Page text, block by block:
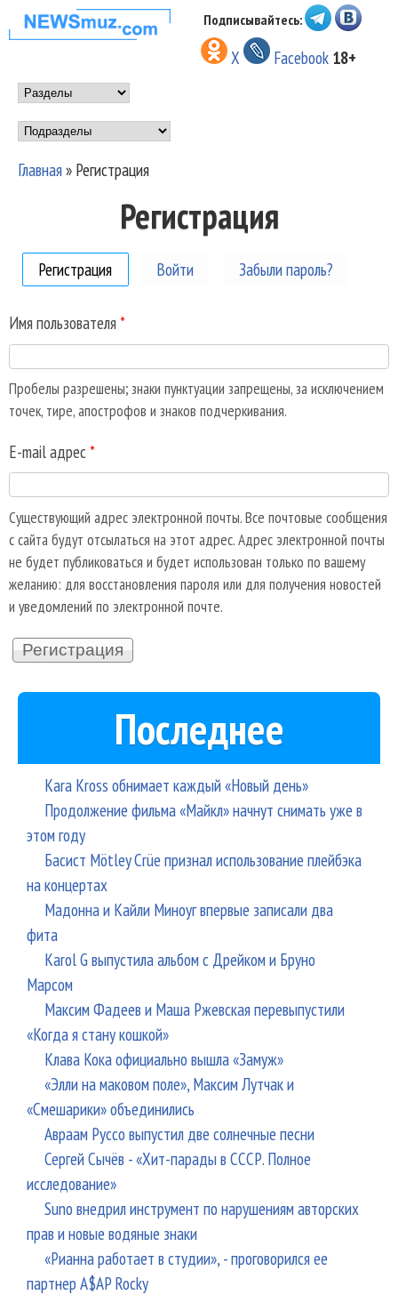
Перейти к основному
содержанию
НОВОСТИ
МУЗЫКИ И
ШОУ БИЗНЕСА
NEWSMUZ.COM
Подписывайтесь:
X Facebook 18+
Main menu
Подразделы
Главная» Регистрация
Регистрация
Регистрация (активная вкладка)
Войти Забыли пароль?
Имя пользователя *
Пробелы разрешены; знаки пунктуации запрещены, за исключением
точек, тире, апострофов и знаков подчеркивания.
E-mail адрес *
Существующий адрес электронной почты. Все почтовые сообщения
с сайта будут отсылаться на этот адрес. Адрес электронной почты
не будет публиковаться и будет использован только по вашему
желанию: для восстановления пароля или для получения новостей
и уведомлений по электронной почте.
Последнее
Kara Kross обнимает каждый «Новый день»
Продолжение фильма «Майкл» начнут снимать уже в
этом году
Басист Mötley Crüe признал использование плейбэка
на концертах
Мадонна и Кайли Миноуг впервые записали два
фита
Karol G выпустила альбом с Дрейком и Бруно
Марсом
Максим Фадеев и Маша Ржевская перевыпустили
«Когда я стану кошкой»
Клава Кока официально вышла «Замуж»
«Элли на маковом поле», Максим Лутчак и
«Смешарики» объединились
Авраам Руссо выпустил две солнечные песни
Сергей Сычёв - «Хит-парады в СССР. Полное
исследование»
Suno внедрил инструмент по нарушениям авторских
прав и новые водяные знаки
«Рианна работает в студии», - проговорился ее
партнер A$AP Rocky